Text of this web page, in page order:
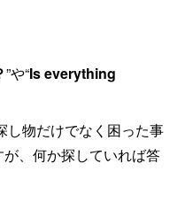
”や“Is everything
し物だけでなく困った事
、何か探していれば答